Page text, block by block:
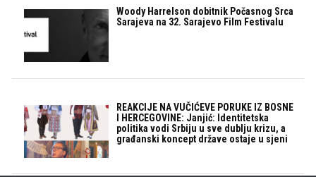
Woody Harrelson dobitnik Počasnog Srca
Sarajeva na 32. Sarajevo Film Festivalu
REAKCIJE NA VUČIĆEVE PORUKE IZ BOSNE
I HERCEGOVINE: Janjić: Identitetska
politika vodi Srbiju u sve dublju krizu, a
građanski koncept države ostaje u sjeni